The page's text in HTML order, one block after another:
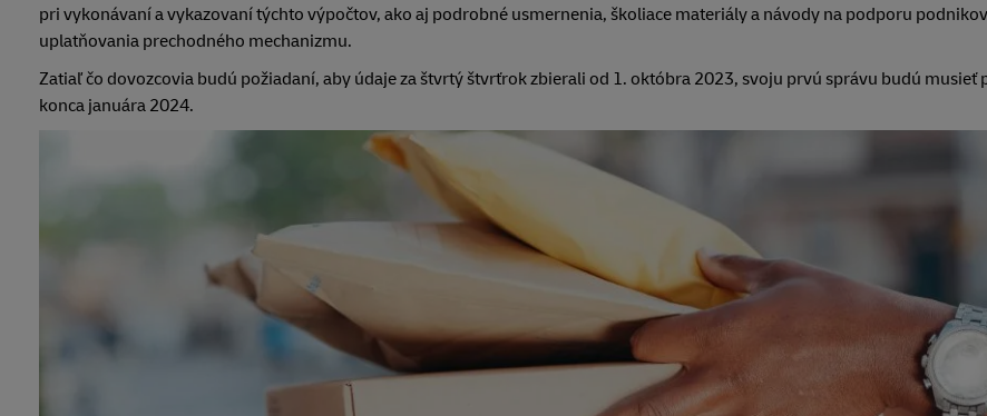
pri vykonávaní a vykazovaní týchto výpočtov, ako aj podrobné usmernenia, školiace materiály a návody na podporu
uplatňovania prechodného mechanizmu.
Zatiaľ čo dovozcovia budú požiadaní, aby údaje za štvrtý štvrťrok zbierali od 1. októbra 2023, svoju prvú správu budú musieť
konca januára 2024.